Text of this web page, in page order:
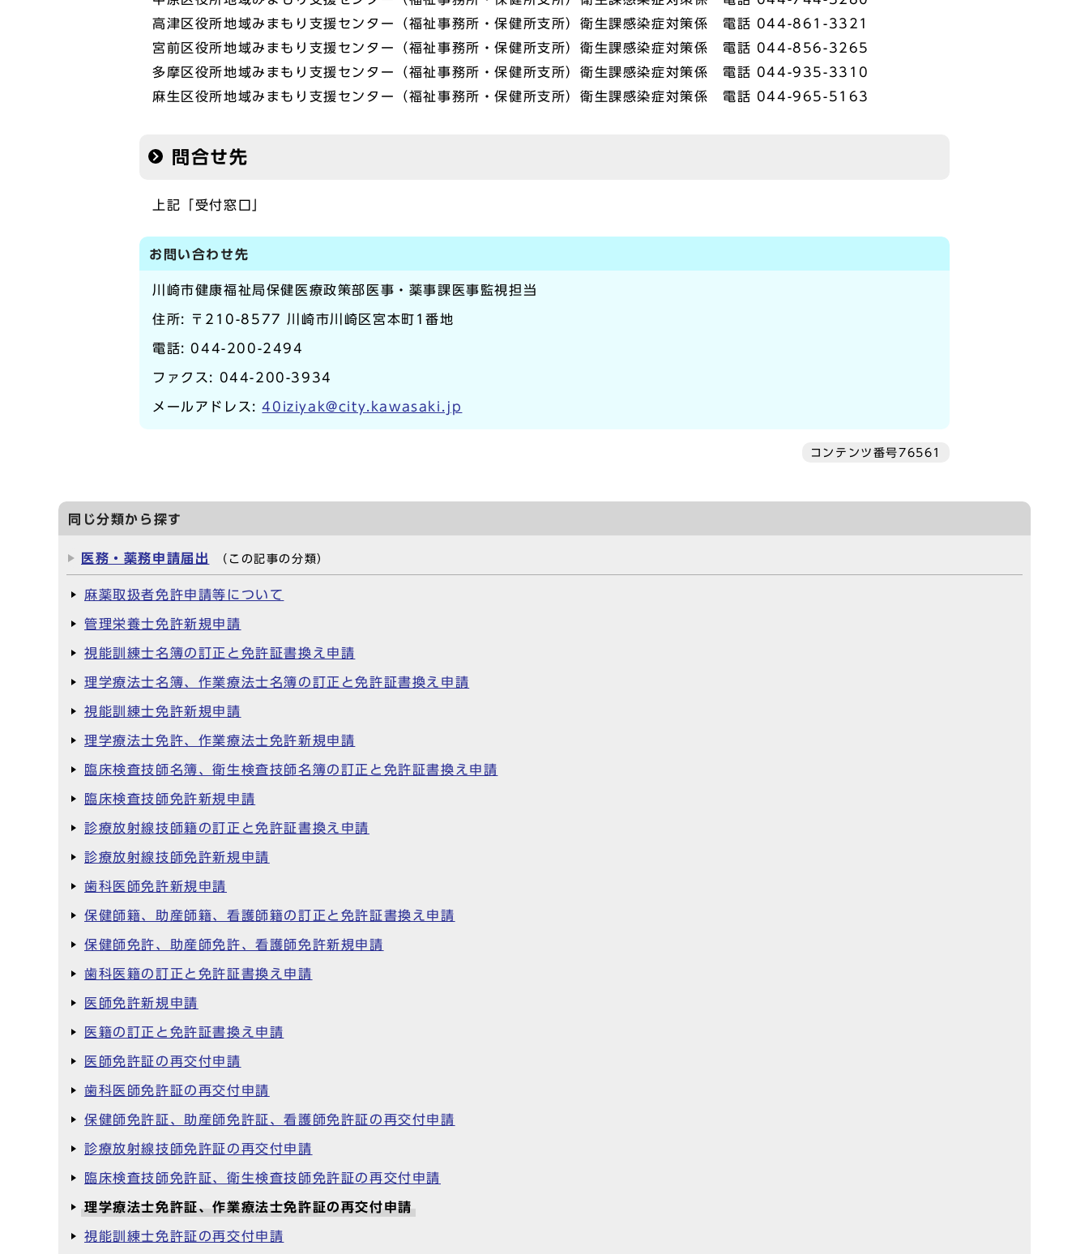
高津区役所地域みまもり支援センター（福祉事務所・保健所支所）衛生課感染症対策係 電話 044-861-3321
宮前区役所地域みまもり支援センター（福祉事務所・保健所支所）衛生課感染症対策係 電話 044-856-3265
多摩区役所地域みまもり支援センター（福祉事務所・保健所支所）衛生課感染症対策係 電話 044-935-3310
麻生区役所地域みまもり支援センター（福祉事務所・保健所支所）衛生課感染症対策係 電話 044-965-5163
問合せ先
上記「受付窓口」
お問い合わせ先
川崎市健康福祉局保健医療政策部医事・薬事課医事監視担当
住所: 〒210-8577 川崎市川崎区宮本町1番地
電話: 044-200-2494
ファクス: 044-200-3934
メールアドレス:40iziyak@city.kawasaki.jp
コンテンツ番号76561
同じ分類から探す
医務・薬務申請届出 （この記事の分類）
麻薬取扱者免許申請等について
管理栄養士免許新規申請
視能訓練士名簿の訂正と免許証書換え申請
理学療法士名簿、作業療法士名簿の訂正と免許証書換え申請
視能訓練士免許新規申請
理学療法士免許、作業療法士免許新規申請
臨床検査技師名簿、衛生検査技師名簿の訂正と免許証書換え申請
臨床検査技師免許新規申請
診療放射線技師籍の訂正と免許証書換え申請
診療放射線技師免許新規申請
歯科医師免許新規申請
保健師籍、助産師籍、看護師籍の訂正と免許証書換え申請
保健師免許、助産師免許、看護師免許新規申請
歯科医籍の訂正と免許証書換え申請
医師免許新規申請
医籍の訂正と免許証書換え申請
医師免許証の再交付申請
歯科医師免許証の再交付申請
保健師免許証、助産師免許証、看護師免許証の再交付申請
診療放射線技師免許証の再交付申請
臨床検査技師免許証、衛生検査技師免許証の再交付申請
理学療法士免許証、作業療法士免許証の再交付申請
視能訓練士免許証の再交付申請